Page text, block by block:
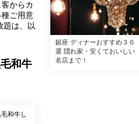
からカ
ご用意
題は、以
和牛
銀座 ディナーおすすめ３６
選 隠れ家・安くておいしい
名店まで！